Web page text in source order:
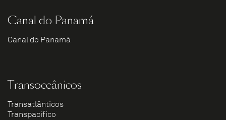
Canal do Panamá
Canal do Panamá
Transoceânicos
Transatlânticos
Transpacífico